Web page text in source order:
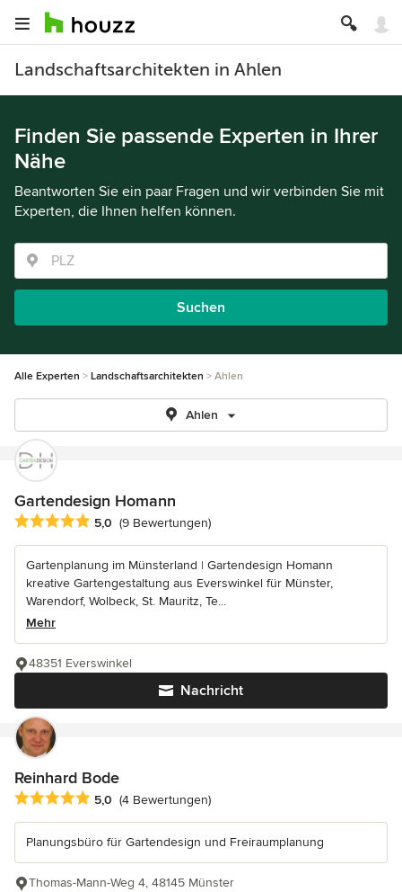
Landschaftsarchitekten in Ahlen
Finden Sie passende Experten in Ihrer
Nähe
Beantworten Sie ein paar Fragen und wir verbinden Sie mit
Experten, die Ihnen helfen können.
Suchen
Alle Experten Landschaftsarchitekten Ahlen
Ahlen
Gartendesign Homann
Durchschnittliche Bewertung: 5 von 5 Sternen
5,0 (9 Bewertungen)
Gartenplanung im Münsterland | Gartendesign Homann
kreative Gartengestaltung aus Everswinkel für Münster,
Warendorf, Wolbeck, St. Mauritz, Te...
Mehr
Nachricht
48351 Everswinkel
Reinhard Bode
Durchschnittliche Bewertung: 5 von 5 Sternen
5,0 (4 Bewertungen)
Planungsbüro für Gartendesign und Freiraumplanung
Thomas-Mann-Weg 4, 48145 Münster